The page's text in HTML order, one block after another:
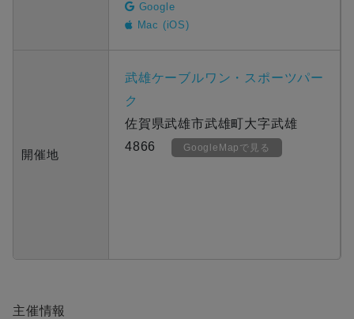
Google
Mac (iOS)
開催地
武雄ケーブルワン・スポーツパー
ク
佐賀県武雄市武雄町大字武雄
4866
GoogleMapで見る
主催情報